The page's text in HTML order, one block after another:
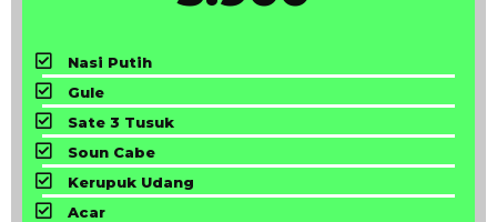
Nasi Putih
Gule
Sate 3 Tusuk
Soun Cabe
Kerupuk Udang
Acar